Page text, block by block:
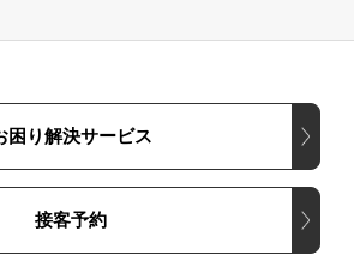
困り解決サービス
接客予約